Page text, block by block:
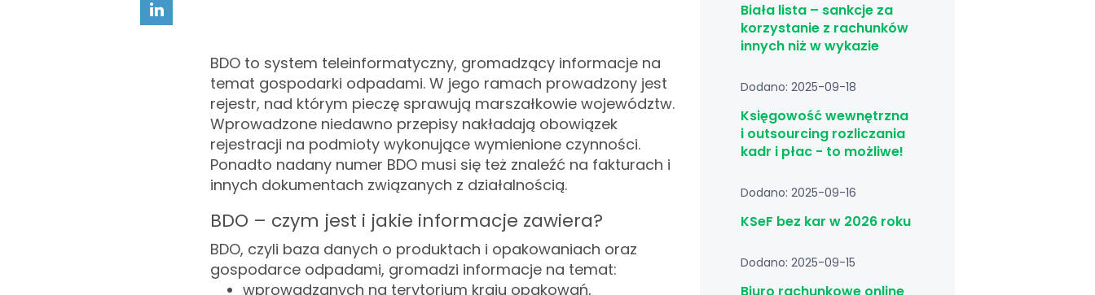
BDO to system teleinformatyczny, gromadzący informacje na
temat gospodarki odpadami. W jego ramach prowadzony jest
rejestr, nad którym pieczę sprawują marszałkowie województw.
Wprowadzone niedawno przepisy nakładają obowiązek
rejestracji na podmioty wykonujące wymienione czynności.
Ponadto nadany numer BDO musi się też znaleźć na fakturach i
innych dokumentach związanych z działalnością.
BDO – czym jest i jakie informacje zawiera?
BDO, czyli baza danych o produktach i opakowaniach oraz
gospodarce odpadami, gromadzi informacje na temat:
wprowadzanych na terytorium kraju opakowań,
Biała lista – sankcje za
korzystanie z rachunków
innych niż w wykazie
Dodano: 2025-09-18
Księgowość wewnętrzna
i outsourcing rozliczania
kadr i płac - to możliwe!
Dodano: 2025-09-16
KSeF bez kar w 2026 roku
Dodano: 2025-09-15